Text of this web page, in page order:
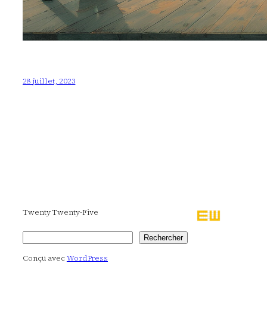
28 juillet, 2023
Twenty Twenty-Five
Rechercher Rechercher
Conçu avecWordPress